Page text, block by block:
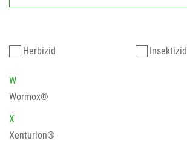
Herbizid Insektizid
W
Wormox®
X
Xenturion®